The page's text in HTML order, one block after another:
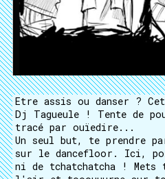
Etre assis ou danser ?
Dj Tagueule ! Tente de
tracé par ouïedire...
Un seul but, te prendre
sur le dancefloor. Ici,
ni de tchatchatcha ! Mets